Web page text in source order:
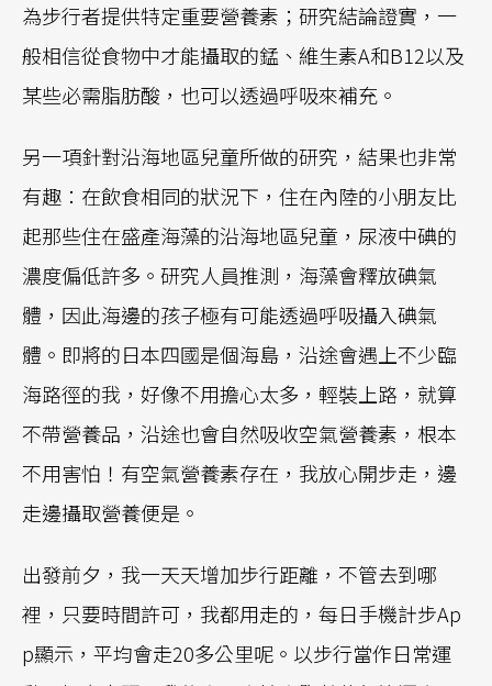
為步行者提供特定重要營養素；研究結論證實，一
般相信從食物中才能攝取的錳、維生素A和B12以及
某些必需脂肪酸，也可以透過呼吸來補充。
另一項針對沿海地區兒童所做的研究，結果也非常
有趣：在飲食相同的狀況下，住在內陸的小朋友比
起那些住在盛產海藻的沿海地區兒童，尿液中碘的
濃度偏低許多。研究人員推測，海藻會釋放碘氣
體，因此海邊的孩子極有可能透過呼吸攝入碘氣
體。即將的日本四國是個海島，沿途會遇上不少臨
海路徑的我，好像不用擔心太多，輕裝上路，就算
不帶營養品，沿途也會自然吸收空氣營養素，根本
不用害怕！有空氣營養素存在，我放心開步走，邊
走邊攝取營養便是。
出發前夕，我一天天增加步行距離，不管去到哪
裡，只要時間許可，我都用走的，每日手機計步Ap
p顯示，平均會走20多公里呢。以步行當作日常運